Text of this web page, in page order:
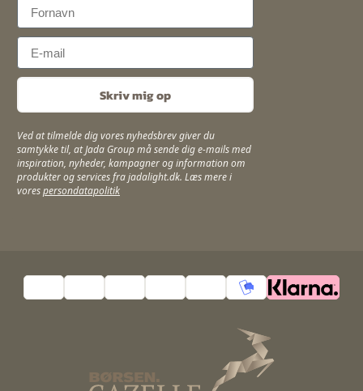
Email
Skriv mig op
Ved at tilmelde dig vores nyhedsbrev giver du
samtykke til, at Jada Group må sende dig e-mails med
inspiration, nyheder, kampagner og information om
produkter og services fra jadalight.dk. Læs mere i
vorespersondatapolitik